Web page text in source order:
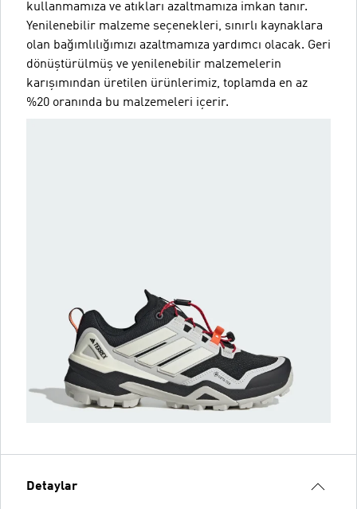
kullanmamıza ve atıkları azaltmamıza imkan tanır.
Yenilenebilir malzeme seçenekleri, sınırlı kaynaklara
olan bağımlılığımızı azaltmamıza yardımcı olacak. Geri
dönüştürülmüş ve yenilenebilir malzemelerin
karışımından üretilen ürünlerimiz, toplamda en az
%20 oranında bu malzemeleri içerir.
Detaylar